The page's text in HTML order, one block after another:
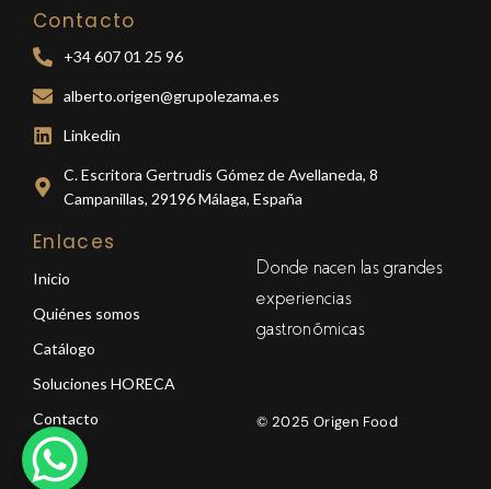
Contacto
+34 607 01 25 96
alberto.origen@grupolezama.es
Linkedin
C. Escritora Gertrudis Gómez de Avellaneda, 8
Campanillas, 29196 Málaga, España
Enlaces
Inicio
Quiénes somos
Catálogo
Soluciones HORECA
Contacto
Donde nacen las grandes
experiencias
gastronómicas
© 2025 Origen Food